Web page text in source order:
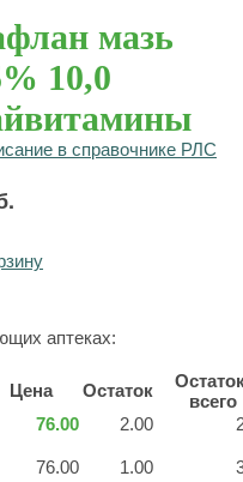
мазь
10,0
в справочнике РЛС
аптеках:
Цена Остаток
всего
76.00 2.00
76.00 1.00